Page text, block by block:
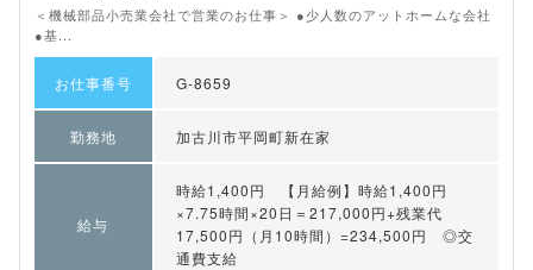
＜機械部品小売業会社で営業のお仕事＞ ●少人数のアットホームな会社
●基...
お仕事番号 G-8659
勤務地 加古川市平岡町新在家
給与
時給1,400円 【月給例】時給1,400円
×7.75時間×20日＝217,000円+残業代
17,500円（月10時間）=234,500円 ◎交
通費支給